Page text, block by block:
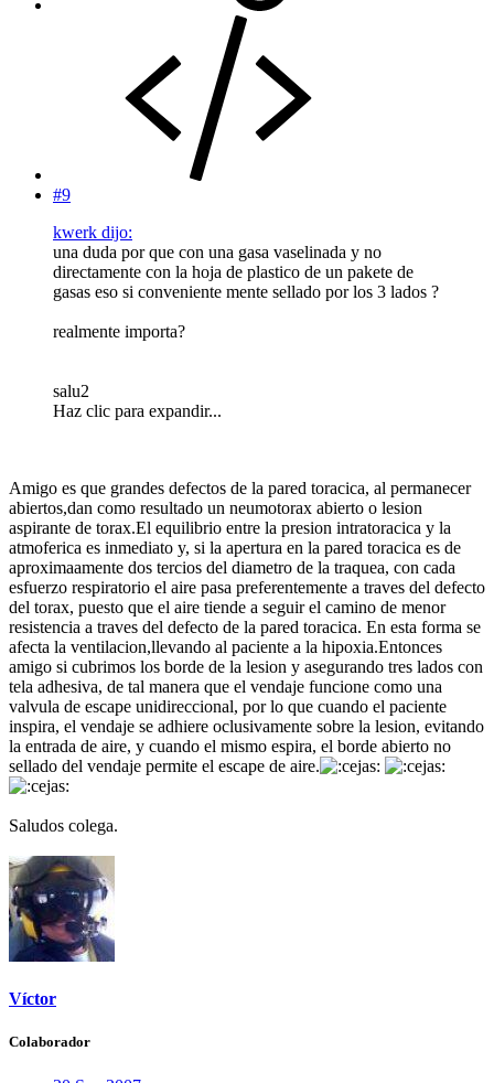
#9
kwerk dijo:
una duda por que con una gasa vaselinada y no
directamente con la hoja de plastico de un pakete de
gasas eso si conveniente mente sellado por los 3 lados ?
realmente importa?
salu2
Haz clic para expandir...
Amigo es que grandes defectos de la pared toracica, al permanecer
abiertos,dan como resultado un neumotorax abierto o lesion
aspirante de torax.El equilibrio entre la presion intratoracica y la
atmoferica es inmediato y, si la apertura en la pared toracica es de
aproximaamente dos tercios del diametro de la traquea, con cada
esfuerzo respiratorio el aire pasa preferentemente a traves del defecto
del torax, puesto que el aire tiende a seguir el camino de menor
resistencia a traves del defecto de la pared toracica. En esta forma se
afecta la ventilacion,llevando al paciente a la hipoxia.Entonces
amigo si cubrimos los borde de la lesion y asegurando tres lados con
tela adhesiva, de tal manera que el vendaje funcione como una
valvula de escape unidireccional, por lo que cuando el paciente
inspira, el vendaje se adhiere oclusivamente sobre la lesion, evitando
la entrada de aire, y cuando el mismo espira, el borde abierto no
sellado del vendaje permite el escape de aire.
Saludos colega.
Víctor
Colaborador